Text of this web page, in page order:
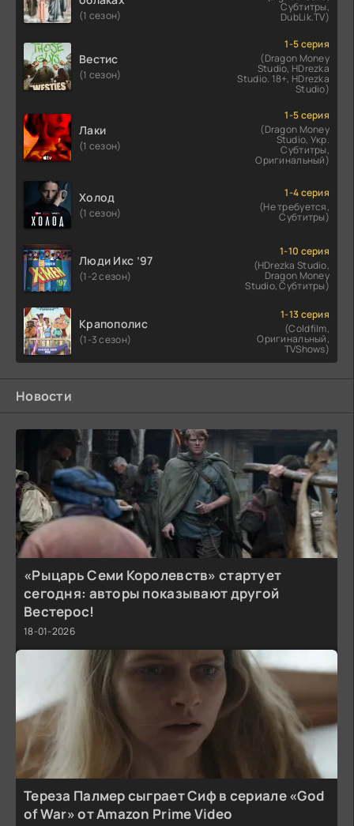
(1 сезон)
Субтитры,
DubLik.TV)
Вестис
(1 сезон)
1-5 серия
(Dragon Money
Studio, HDrezka
Studio. 18+, HDrezka
Studio)
Лаки
(1 сезон)
1-5 серия
(Dragon Money
Studio, Укр.
Субтитры,
Оригинальный)
Холод
(1 сезон)
1-4 серия
(Не требуется,
Субтитры)
Люди Икс ’97
(1-2 сезон)
1-10 серия
(HDrezka Studio,
Dragon Money
Studio, Субтитры)
Крапополис
(1-3 сезон)
1-13 серия
(Coldfilm,
Оригинальный,
TVShows)
Новости
«Рыцарь Семи Королевств» стартует
сегодня: авторы показывают другой
Вестерос!
18-01-2026
Тереза Палмер сыграет Сиф в сериале «God
of War» от Amazon Prime Video